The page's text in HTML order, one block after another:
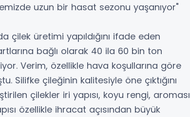
uzun bir hasat sezonu yaşanıyor"
çilek üretimi yapıldığını ifade eden
bağlı olarak 40 ila 60 bin ton
Verim, özellikle hava koşullarına göre
Silifke çileğinin kalitesiyle öne çıktığını
çilekler iri yapısı, koyu rengi, aroması
özellikle ihracat açısından büyük